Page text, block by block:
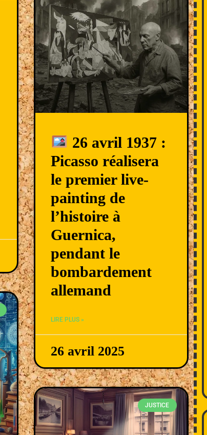
26 avril 1937 :
Picasso réalisera
le premier live-
painting de
l’histoire à
Guernica,
pendant le
bombardement
allemand
LIRE PLUS »
26 avril 2025
JUSTICE